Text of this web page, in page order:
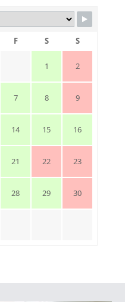
F S S
1 2
7 8 9
14 15 16
21 22 23
28 29 30